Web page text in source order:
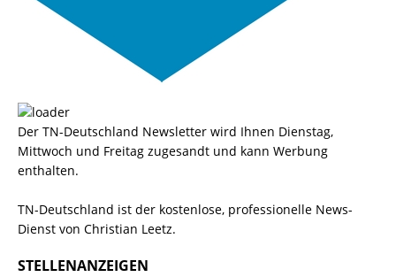
Der TN-Deutschland Newsletter wird Ihnen Dienstag,
Mittwoch und Freitag zugesandt und kann Werbung
enthalten.
TN-Deutschland ist der kostenlose, professionelle News-
Dienst von Christian Leetz.
STELLENANZEIGEN